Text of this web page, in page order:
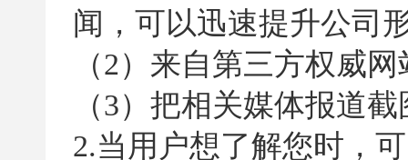
闻，可以迅速提升公司
（2）来自第三方权威
（3）把相关媒体报道
2.当用户想了解您时，